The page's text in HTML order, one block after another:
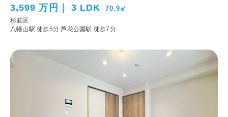
3,599 万円 3 LDK 70.9㎡
杉並区
八幡山駅 徒歩5分芦花公園駅 徒歩7分